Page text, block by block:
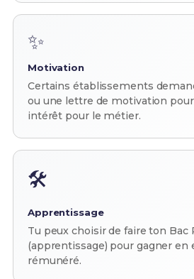
✨
Motivation
Certains établissements
ou une lettre de motivation
intérêt pour le métier.
🛠️
Apprentissage
Tu peux choisir de faire ton Bac
(apprentissage) pour gagner en
rémunéré.